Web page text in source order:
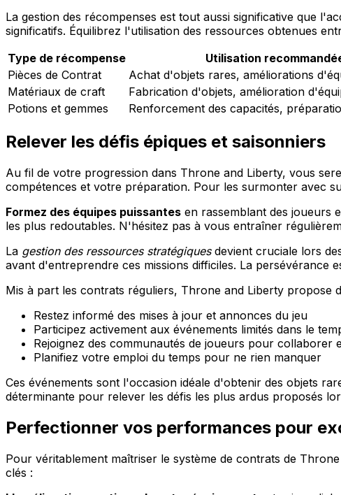
La gestion des récompenses est tout aussi significative que
significatifs. Équilibrez l'utilisation des ressources obtenues
Type de récompense
Utilisation
Pièces de Contrat
Achat d'objets rares, améliorations
Matériaux de craft
Fabrication d'objets, amélioration
Potions et gemmes
Renforcement des capacités,
Relever les défis épiques et saisonniers
Au fil de votre progression dans Throne and Liberty, vous
compétences et votre préparation. Pour les surmonter avec
Formez des équipes puissantes en rassemblant des joueurs
les plus redoutables. N'hésitez pas à vous entraîner
La gestion des ressources stratégiquesdevient cruciale lors
avant d'entreprendre ces missions difficiles. La
Mis à part les contrats réguliers, Throne and Liberty propose
Restez informé des mises à jour et annonces du jeu
Participez activement aux événements limités dans le
Rejoignez des communautés de joueurs pour collaborer
Planifiez votre emploi du temps pour ne rien manquer
Ces événements sont l'occasion idéale d'obtenir des objets
déterminante pour relever les défis les plus ardus proposés
Perfectionner vos performances pour
Pour véritablement maîtriser le système de contrats de
clés :